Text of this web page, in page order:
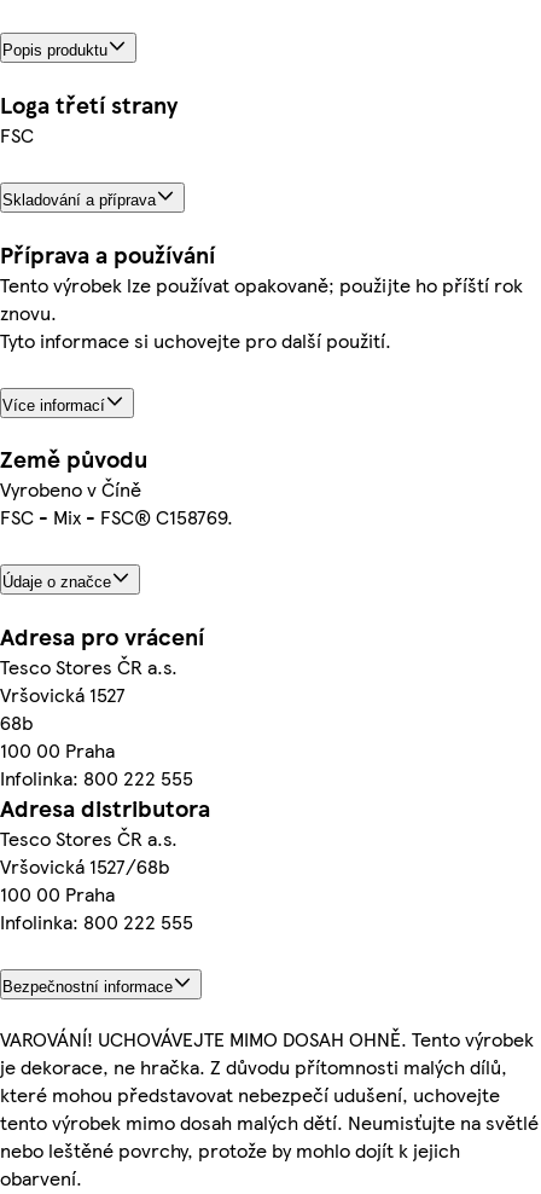
Popis produktu
Loga třetí strany
FSC
Skladování a příprava
Příprava a používání
Tento výrobek lze používat opakovaně; použijte ho příští rok
znovu.
Tyto informace si uchovejte pro další použití.
Více informací
Země původu
Vyrobeno v Číně
FSC - Mix - FSC® C158769.
Údaje o značce
Adresa pro vrácení
Tesco Stores ČR a.s.
Vršovická 1527
68b
100 00 Praha
Infolinka: 800 222 555
Adresa distributora
Tesco Stores ČR a.s.
Vršovická 1527/68b
100 00 Praha
Infolinka: 800 222 555
Bezpečnostní informace
VAROVÁNÍ! UCHOVÁVEJTE MIMO DOSAH OHNĚ. Tento výrobek
je dekorace, ne hračka. Z důvodu přítomnosti malých dílů,
které mohou představovat nebezpečí udušení, uchovejte
tento výrobek mimo dosah malých dětí. Neumisťujte na světlé
nebo leštěné povrchy, protože by mohlo dojít k jejich
obarvení.